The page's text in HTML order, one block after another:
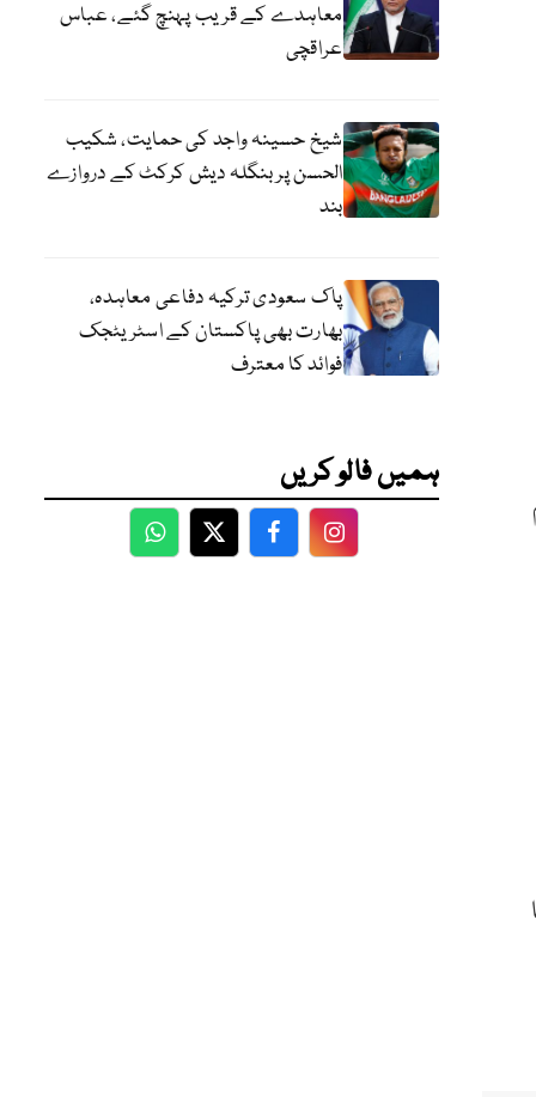
معاہدے کے قریب پہنچ گئے، عباس
عراقچی
شیخ حسینہ واجد کی حمایت، شکیب
الحسن پر بنگلہ دیش کرکٹ کے دروازے
بند
پاک سعودی ترکیہ دفاعی معاہدہ،
بھارت بھی پاکستان کے اسٹریٹجک
فوائد کا معترف
ہمیں فالو کریں
WhatsApp
TwitterFacebookFacebook